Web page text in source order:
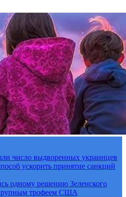
число выдворенных украинцев
ускорить принятие санкций
одному решению Зеленского
трофеем США